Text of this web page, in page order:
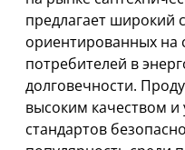
предлагает широкий
ориентированных на
потребителей в
долговечности.
высоким качеством
стандартов